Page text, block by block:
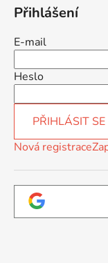
Přihlášení
E-mail
Heslo
PŘIHLÁSIT SE
Nová registrace